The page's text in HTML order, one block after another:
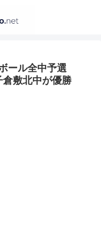
ール全中予選
敷北中が優勝